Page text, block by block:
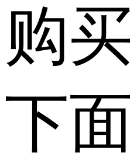
购买
下